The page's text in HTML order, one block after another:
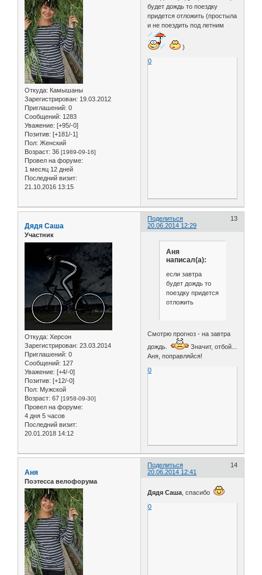
Откуда: Камышаны
Зарегистрирован: 19.03.2012
Приглашений: 0
Сообщений: 1283
Уважение: [+95/-0]
Позитив: [+181/-1]
Пол: Женский
Возраст: 36 [1989-09-16]
Провел на форуме:
1 месяц 12 дней
Последний визит:
21.10.2016 13:15
будет дождь то поездку
придется отложить (простыла
и не поездить под летним
)
0
Поделиться
13
20.06.2014 12:29
Дядя Саша
Участник
Откуда: Херсон
Зарегистрирован: 23.03.2014
Приглашений: 0
Сообщений: 127
Уважение: [+4/-0]
Позитив: [+12/-0]
Пол: Мужской
Возраст: 67 [1958-09-30]
Провел на форуме:
4 дня 5 часов
Последний визит:
20.01.2018 14:12
Аня
написал(а):
если завтра
будет дождь то
поездку придется
отложить
Смотрю прогноз - на завтра
дождь.
Значит, отбой...
Аня, поправляйся!
0
Поделиться
14
20.06.2014 12:41
Аня
Поэтесса велофорума
Дядя Саша , спасибо
0